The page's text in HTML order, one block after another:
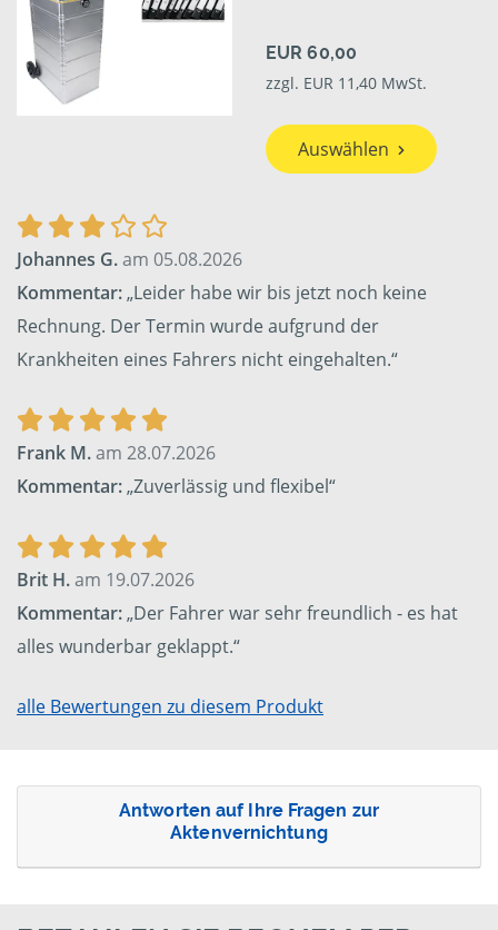
EUR 60,00
zzgl. EUR 11,40 MwSt.
Auswählen
Johannes G.am 05.08.2026
Kommentar:„Leider habe wir bis jetzt noch keine
Rechnung. Der Termin wurde aufgrund der
Krankheiten eines Fahrers nicht eingehalten.“
Frank M.am 28.07.2026
Kommentar:„Zuverlässig und flexibel“
Brit H.am 19.07.2026
Kommentar:„Der Fahrer war sehr freundlich - es hat
alles wunderbar geklappt.“
alle Bewertungen zu diesem Produkt
Antworten auf Ihre Fragen zur
Aktenvernichtung